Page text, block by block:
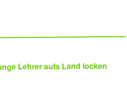
Lehrer aufs Land locken